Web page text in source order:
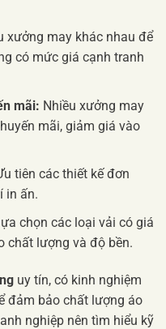
xưởng may khác nhau để
có mức giá cạnh tranh
mãi: Nhiều xưởng may
mãi, giảm giá vào
tiên các thiết kế đơn
in ấn.
chọn các loại vải có giá
chất lượng và độ bền.
uy tín, có kinh nghiệm
đảm bảo chất lượng áo
nghiệp nên tìm hiểu kỹ